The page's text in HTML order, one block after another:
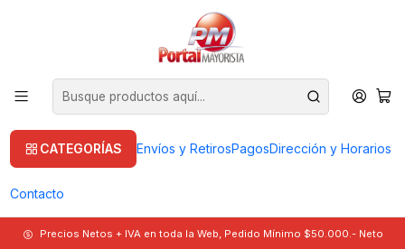
CATEGORÍAS Envíos y RetirosPagosDirección y Horarios
Contacto
Precios Netos + IVA en toda la Web, Pedido Mínimo $50.000.- Neto